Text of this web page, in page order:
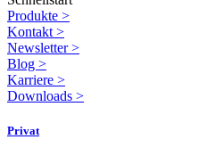
Produkte >
Kontakt >
Newsletter>
Blog >
Karriere >
Downloads >
Privat